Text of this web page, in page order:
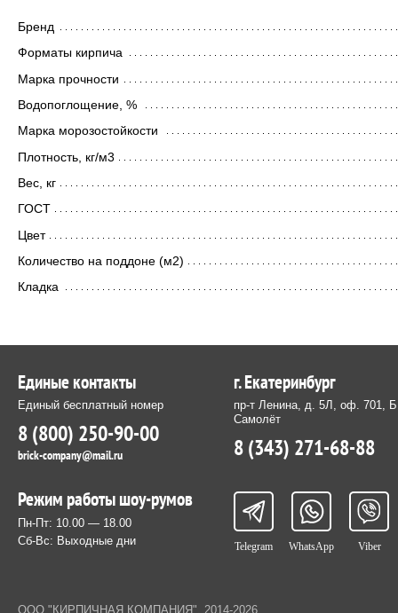
Бренд
Форматы кирпича
Марка прочности
Водопоглощение, %
Марка морозостойкости
Плотность, кг/м3
Вес, кг
ГОСТ
Цвет
Количество на поддоне (м2)
Кладка
Единые контакты
Единый бесплатный номер
8 (800) 250-90-00
brick-company@mail.ru
г. Екатеринбург
пр-т Ленина, д. 5Л, оф. 701,
Самолёт
8 (343) 271-68-88
Режим работы шоу-румов
Пн-Пт: 10.00 — 18.00
Сб-Вс: Выходные дни
Telegram WhatsApp Viber
ООО "КИРПИЧНАЯ КОМПАНИЯ", 2014-2026